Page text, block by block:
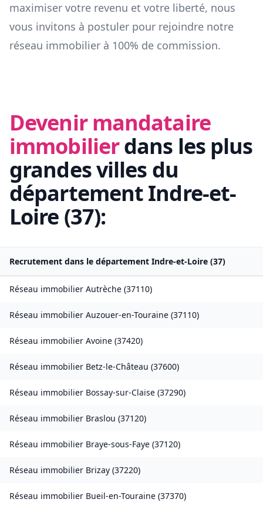
maximiser votre revenu et votre liberté, nous
vous invitons à postuler pour rejoindre notre
réseau immobilier à 100% de commission.
Devenir mandataire
immobilierdans les plus
grandes villes du
départementIndre-et-
Loire (37):
Recrutement dans le département Indre-et-Loire (37)
Réseau immobilier Autrèche (37110)
Réseau immobilier Auzouer-en-Touraine (37110)
Réseau immobilier Avoine (37420)
Réseau immobilier Betz-le-Château (37600)
Réseau immobilier Bossay-sur-Claise (37290)
Réseau immobilier Braslou (37120)
Réseau immobilier Braye-sous-Faye (37120)
Réseau immobilier Brizay (37220)
Réseau immobilier Bueil-en-Touraine (37370)